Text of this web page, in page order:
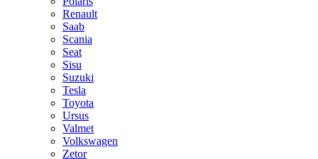
Renault
Saab
Scania
Seat
Sisu
Suzuki
Tesla
Toyota
Ursus
Valmet
Volkswagen
Zetor